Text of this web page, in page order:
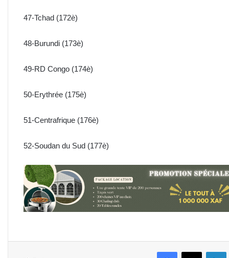
47-Tchad (172è)
48-Burundi (173è)
49-RD Congo (174è)
50-Erythrée (175è)
51-Centrafrique (176è)
52-Soudan du Sud (177è)
FacebookX